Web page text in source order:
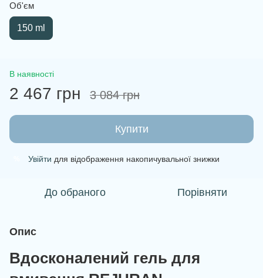
Об'єм
150 ml
В наявності
2 467 грн 3 084 грн
Купити
Увійти для відображення накопичувальної знижки
До обраного Порівняти
Опис
Вдосконалений гель для